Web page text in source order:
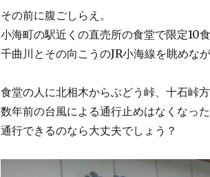
その前に腹ごしらえ。
小海町の駅近くの直売所の食堂で限定10
千曲川とその向こうのJR小海線を眺めな
食堂の人に北相木からぶどう峠、十石峠
数年前の台風による通行止めはなくなっ
通行できるのなら大丈夫でしょう？